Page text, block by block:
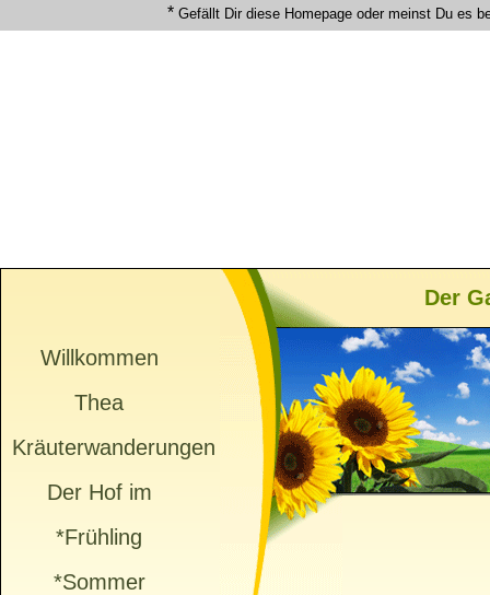
* Gefällt Dir diese Homepage oder meinst Du es
Willkommen
Thea
Kräuterwanderungen
Der Hof im
*Frühling
*Sommer
Der